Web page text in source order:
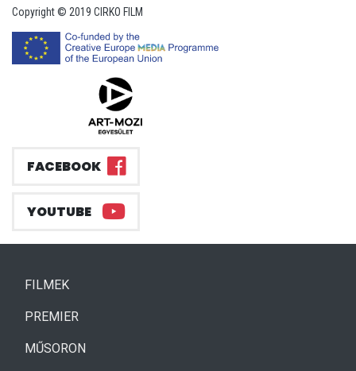
Copyright © 2019 CIRKO FILM
FACEBOOK
YOUTUBE
FILMEK(CURRENT)
PREMIER
MŰSORON